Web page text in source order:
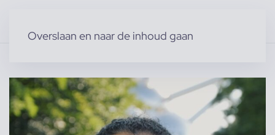
Overslaan en naar de inhoud gaan